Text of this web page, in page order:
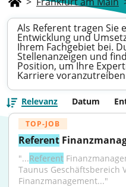
Als Referent tragen Sie
Entwicklung und
Ihrem Fachgebiet bei.
Stellenanzeigen und
Position, um Ihre
Karriere
Relevanz Datum
TOP-JOB
Referent
"...Referent
Taunus Geschäftsbereich
Finanzmanagement..."